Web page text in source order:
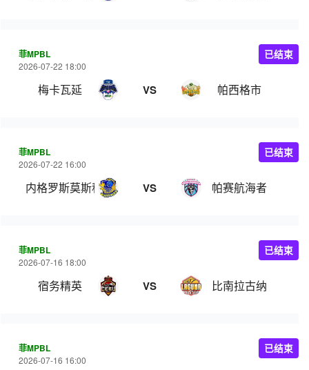
菲MPBL
2026-07-22 18:00
梅卡瓦延 VS 帕西格市
已结束
菲MPBL
2026-07-22 16:00
内格罗斯莫斯科瓦多斯 VS 帕赛航海者
已结束
菲MPBL
2026-07-16 18:00
宿务精英 VS 比南拉古纳
已结束
菲MPBL
2026-07-16 16:00
已结束